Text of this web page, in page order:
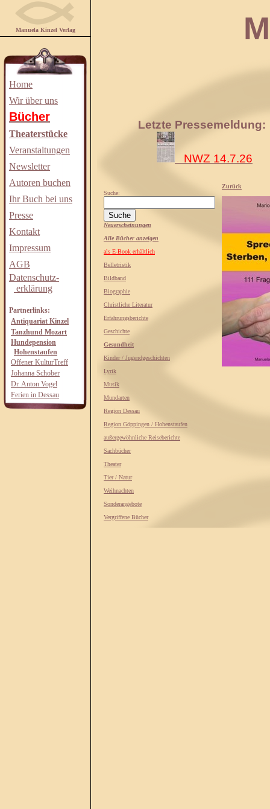
Manuela Kinzel Verlag
Home
Wir über uns
Bücher
Theaterstücke
Veranstaltungen
Newsletter
Autoren buchen
Ihr Buch bei uns
Presse
Kontakt
Impressum
AGB
Datenschutz-
erklärung
Partnerlinks:
Antiquariat Kinzel
Tanzhund Mozart
Hundepension
Hohenstaufen
Offener KulturTreff
Johanna Schober
Dr. Anton Vogel
Ferien in Dessau
Letzte Pressemeldung:
NWZ 14.7.26
Suche:
Neuerscheinungen
Alle Bücher anzeigen
als E-Book erhältlich
Belletristik
Bildband
Biographie
Christliche Literatur
Erfahrungsberichte
Geschichte
Gesundheit
Kinder / Jugendgeschichten
Lyrik
Musik
Mundarten
Region Dessau
Region Göppingen / Hohenstaufen
außergewöhnliche Reiseberichte
Sachbücher
Theater
Tier / Natur
Weihnachten
Sonderangebote
Vergriffene Bücher
Zurück